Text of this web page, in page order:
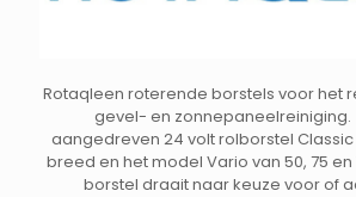
Rotaqleen roterende borstels voor het
gevel- en zonnepaneelreiniging.
aangedreven 24 volt rolborstel Classic
breed en het model Vario van 50, 75 en
borstel draait naar keuze voor of